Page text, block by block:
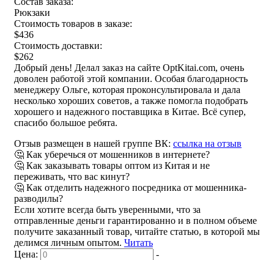
Рюкзаки
Стоимость товаров в заказе:
$436
Стоимость доставки:
$262
Добрый день! Делал заказ на сайте OptKitai.com, очень
доволен работой этой компании. Особая благодарность
менеджеру Ольге, которая проконсультировала и дала
несколько хороших советов, а также помогла подобрать
хорошего и надежного поставщика в Китае. Всё супер,
спасибо большое ребята.
Отзыв размещен в нашей группе ВК: ссылка на отзыв
🤔 Как уберечься от мошенников в интернете?
🤔 Как заказывать товары оптом из Китая и не
переживать, что вас кинут?
🤔 Как отделить надежного посредника от мошенника-
разводилы?
Если хотите всегда быть уверенными, что за
отправленные деньги гарантированно и в полном объеме
получите заказанный товар, читайте статью, в которой мы
делимся личным опытом. Читать
Цена: -